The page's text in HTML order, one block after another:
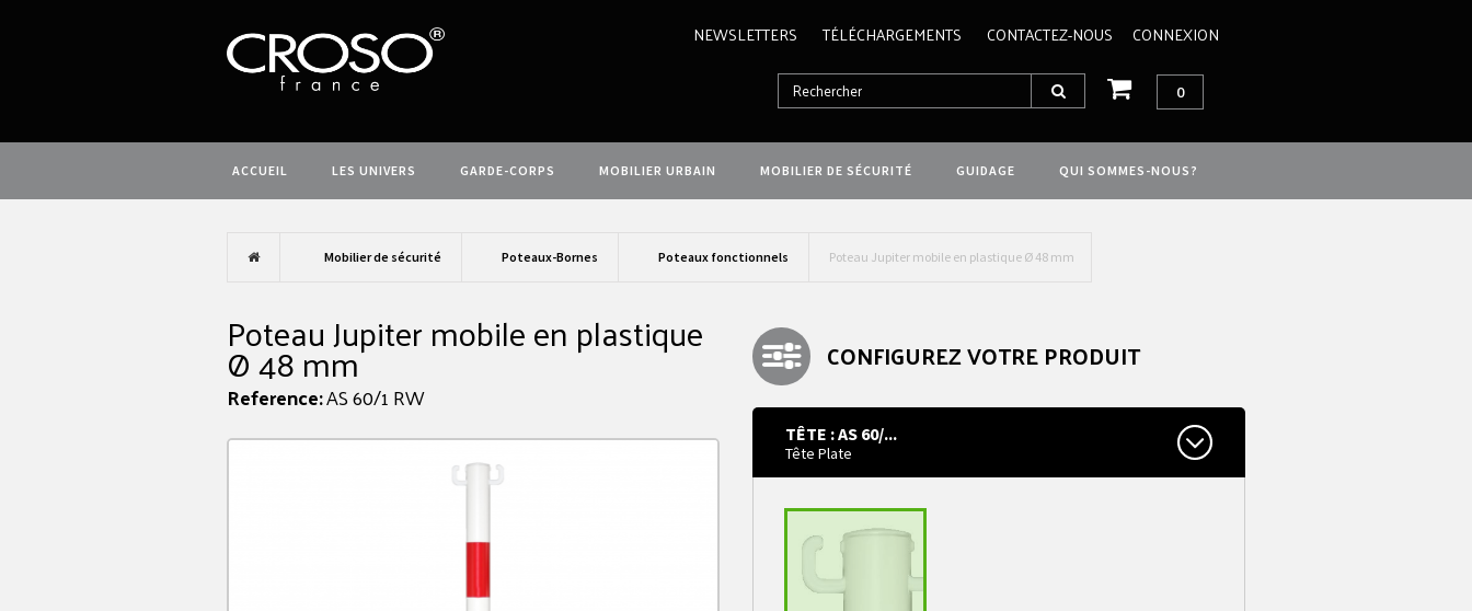
CONNEXION
NEWSLETTERS TÉLÉCHARGEMENTS CONTACTEZ-NOUS
0
ACCUEIL LES UNIVERS GARDE-CORPS MOBILIER URBAIN MOBILIER DE SÉCURITÉ GUIDAGE QUI SOMMES-NOUS?
Mobilier de sécurité Poteaux-Bornes Poteaux fonctionnels Poteau Jupiter mobile en plastique Ø 48 mm
Poteau Jupiter mobile en plastique
Ø 48 mm
Reference:AS 60/1 RW
CONFIGUREZ VOTRE PRODUIT
TÊTE : AS 60/...
Tête Plate